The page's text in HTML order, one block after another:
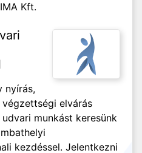
Kft.
nyírás,
végzettségi elvárás
munkást keresünk
kezdéssel. Jelentkezni